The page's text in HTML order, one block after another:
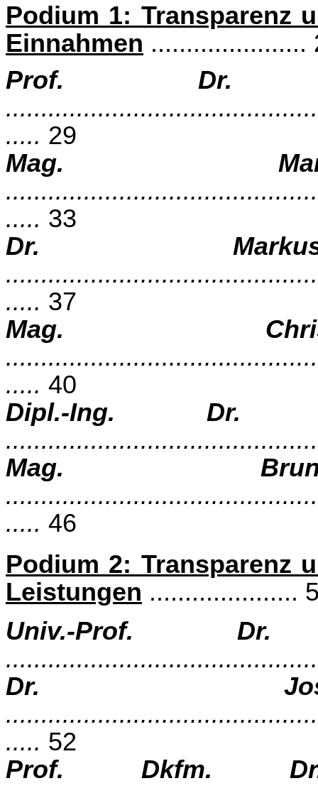
Podium 1: Transparenz
Einnahmen ......................
Prof. Dr.
..... 29
Mag.
..... 33
Dr.
..... 37
Mag.
..... 40
Dipl.-Ing. Dr.
Mag.
..... 46
Podium 2: Transparenz
Leistungen .....................
Univ.-Prof.
Dr.
..... 52
Prof. Dkfm.